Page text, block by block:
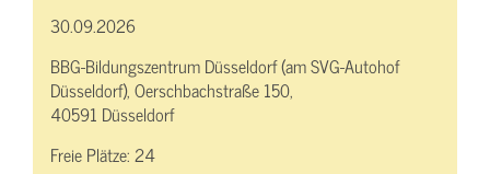
30.09.2026
BBG-Bildungszentrum Düsseldorf (am SVG-Autohof
Düsseldorf), Oerschbachstraße 150,
40591 Düsseldorf
Freie Plätze:24